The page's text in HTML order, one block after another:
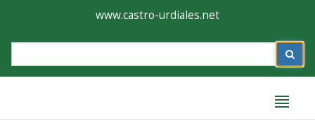
Ayuntamiento
de
Castro-
www.castro-urdiales.net